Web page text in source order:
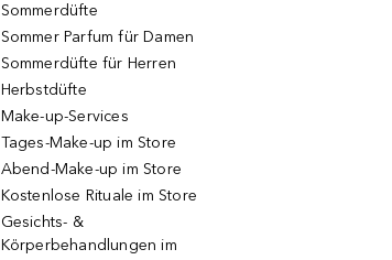
Sommerdüfte
Sommer Parfum für Damen
Sommerdüfte für Herren
Herbstdüfte
Make-up-Services
Tages-Make-up im Store
Abend-Make-up im Store
Kostenlose Rituale im Store
Gesichts- &
Körperbehandlungen im